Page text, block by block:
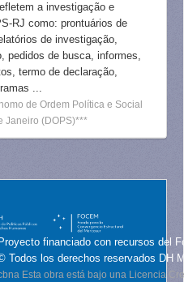
a investigação e
RJ como: prontuários de
de investigação,
pedidos de busca, informes,
termo de declaração,
...
de Ordem Política e Social
Janeiro (DOPS)***
Proyecto financiado con recursos del
Todos los derechos reservados DH
Esta obra está bajo una Licencia